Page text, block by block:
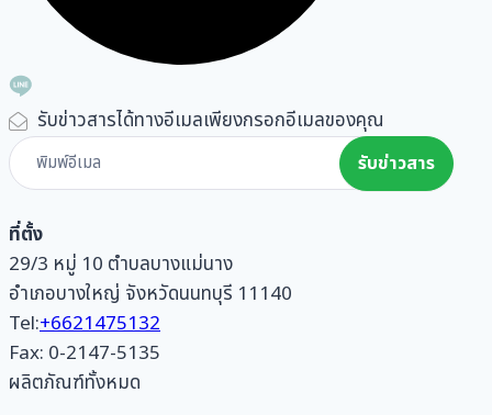
รับข่าวสารได้ทางอีเมลเพียงกรอกอีเมลของคุณ
Subscribe
Form
รับข่าวสาร
ที่ตั้ง
29/3 หมู่ 10 ตำบลบางแม่นาง
อำเภอบางใหญ่ จังหวัดนนทบุรี 11140
Tel:+6621475132
Fax: 0-2147-5135
ผลิตภัณฑ์ทั้งหมด